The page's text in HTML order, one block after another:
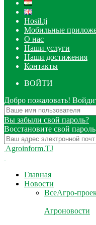
Hosil.tj
Мобильные
О нас
Наши услуги
Наши достижения
Контакты
ВОЙТИ
Добро пожаловать!
Вы забыли свой пароль?
Восстановите свой пароль
Agroinform.TJ
Главная
Новости
ВсеАгро-
Агроновости